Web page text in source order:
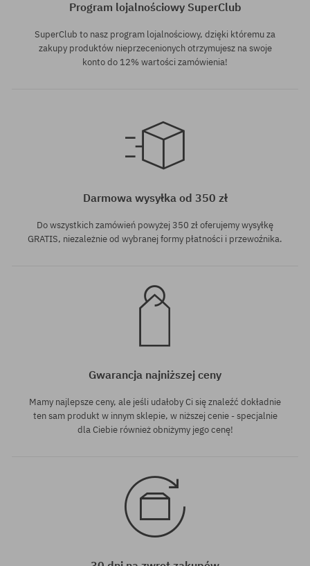
Program lojalnościowy SuperClub
SuperClub to nasz program lojalnościowy, dzięki któremu za
zakupy produktów nieprzecenionych otrzymujesz na swoje
konto do 12% wartości zamówienia!
Darmowa wysyłka od 350 zł
Do wszystkich zamówień powyżej 350 zł oferujemy wysyłkę
GRATIS, niezależnie od wybranej formy płatności i przewoźnika.
Gwarancja najniższej ceny
Mamy najlepsze ceny, ale jeśli udałoby Ci się znaleźć dokładnie
ten sam produkt w innym sklepie, w niższej cenie - specjalnie
dla Ciebie również obniżymy jego cenę!